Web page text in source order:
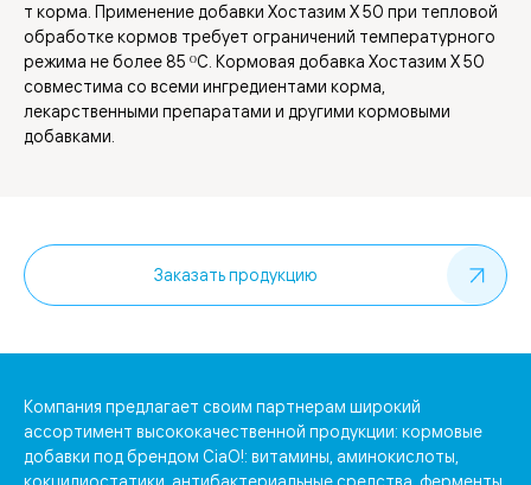
т корма. Применение добавки Хостазим Х 50 при тепловой
обработке кормов требует ограничений температурного
режима не более 85 ᴼС. Кормовая добавка Хостазим Х 50
совместима со всеми ингредиентами корма,
лекарственными препаратами и другими кормовыми
добавками.
Заказать продукцию
Компания предлагает своим партнерам широкий
ассортимент высококачественной продукции: кормовые
добавки под брендом CiaO!: витамины, аминокислоты,